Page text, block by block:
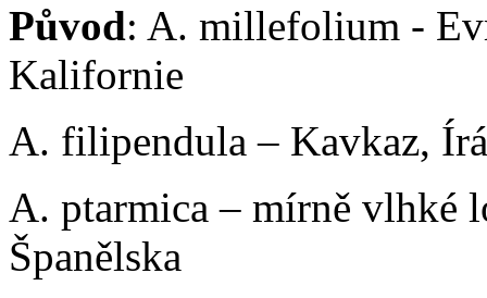
Původ: A. millefolium -
Kalifornie
A. filipendula – Kavkaz,
A. ptarmica – mírně vlhké
Španělska